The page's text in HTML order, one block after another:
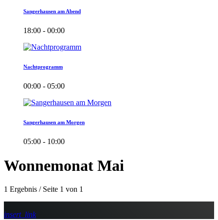
Sangerhausen am Abend
18:00 - 00:00
Nachtprogramm
00:00 - 05:00
Sangerhausen am Morgen
05:00 - 10:00
Wonnemonat Mai
1 Ergebnis / Seite 1 von 1
insert_link